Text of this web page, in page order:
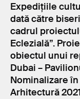
Expediţiile
dată către
cadrul
Eclezială”.
obiectul unui
Dubai –
Nominalizare
Arhitectură